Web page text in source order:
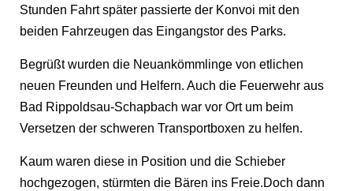
Stunden Fahrt später passierte der Konvoi mit den
beiden Fahrzeugen das Eingangstor des Parks.
Begrüßt wurden die Neuankömmlinge von etlichen
neuen Freunden und Helfern. Auch die Feuerwehr aus
Bad Rippoldsau-Schapbach war vor Ort um beim
Versetzen der schweren Transportboxen zu helfen.
Kaum waren diese in Position und die Schieber
hochgezogen, stürmten die Bären ins Freie.Doch dann